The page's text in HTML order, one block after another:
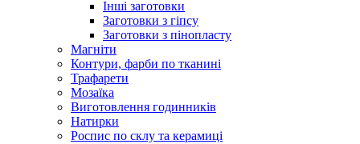
Інші заготовки
Заготовки з гіпсу
Заготовки з пінопласту
Магніти
Контури, фарби по тканині
Трафарети
Мозаїка
Виготовлення годинників
Натирки
Роспис по склу та керамиці